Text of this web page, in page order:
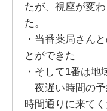
たが、視座が変
た。
・当番薬局さん
とができた
・そして1番は地
夜遅い時間の予
時間通りに来て